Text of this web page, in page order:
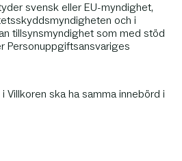
svensk eller EU-myndighet,
och i
tillsynsmyndighet som med stöd
Personuppgiftsansvariges
Villkoren ska ha samma innebörd i